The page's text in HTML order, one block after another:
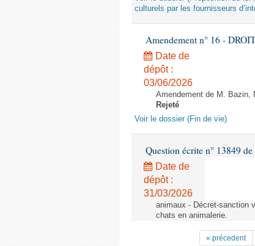
culturels par les fournisseurs
Amendement n° 16 -
Date de
dépôt :
03/06/2026
Amendement de M. Bazin,
Rejeté
Voir le dossier (Fin de vie)
Question écrite n° 13849
Date de
dépôt :
31/03/2026
animaux - Décret-sanction
chats en animalerie.
« précedent